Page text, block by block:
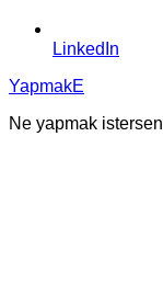
LinkedIn
YapmakE
Ne yapmak istersen